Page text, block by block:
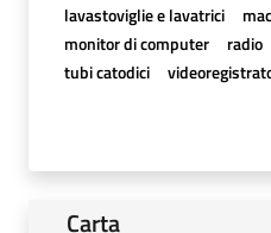
lavastoviglie e lavatrici
monitor di computer
radio
tubi catodici
Carta